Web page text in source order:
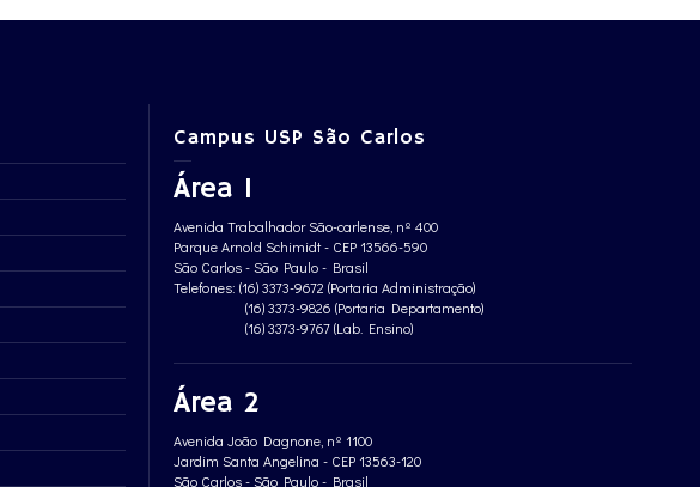
Campus USP São Carlos
Área 1
Avenida Trabalhador São-carlense, nº 400
Parque Arnold Schimidt - CEP 13566-590
São Carlos - São Paulo - Brasil
Telefones: (16) 3373-9672 (Portaria Administração)
(16) 3373-9826 (Portaria Departamento)
(16) 3373-9767 (Lab. Ensino)
Área 2
Avenida João Dagnone, nº 1100
Jardim Santa Angelina - CEP 13563-120
São Carlos - São Paulo - Brasil